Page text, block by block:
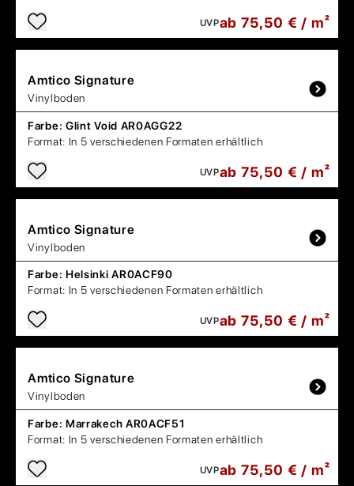
UVPab 75,50 € / m²
Amtico Signature
Vinylboden
Farbe: Glint Void AR0AGG22
Format: In 5 verschiedenen Formaten erhältlich
UVPab 75,50 € / m²
Amtico Signature
Vinylboden
Farbe: Helsinki AR0ACF90
Format: In 5 verschiedenen Formaten erhältlich
UVPab 75,50 € / m²
Amtico Signature
Vinylboden
Farbe: Marrakech AR0ACF51
Format: In 5 verschiedenen Formaten erhältlich
UVPab 75,50 € / m²